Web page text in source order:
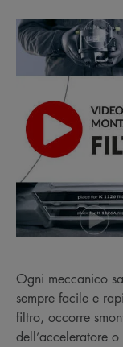
Ogni meccanico
sempre facile e
filtro, occorre
dell’acceleratore